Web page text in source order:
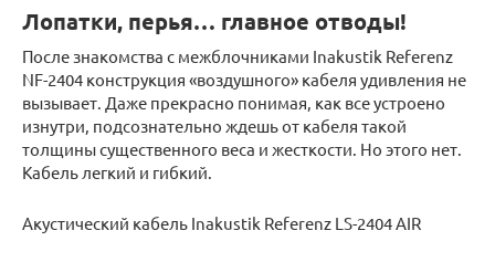
Лопатки, перья… главное отводы!
После знакомства с межблочниками Inakustik Referenz
NF-2404 конструкция «воздушного» кабеля удивления не
вызывает. Даже прекрасно понимая, как все устроено
изнутри, подсознательно ждешь от кабеля такой
толщины существенного веса и жесткости. Но этого нет.
Кабель легкий и гибкий.
Акустический кабель Inakustik Referenz LS-2404 AIR